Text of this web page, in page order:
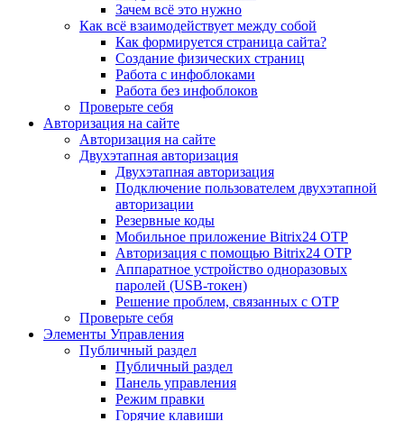
Зачем всё это нужно
Как всё взаимодействует между собой
Как формируется страница сайта?
Создание физических страниц
Работа с инфоблоками
Работа без инфоблоков
Проверьте себя
Авторизация на сайте
Авторизация на сайте
Двухэтапная авторизация
Двухэтапная авторизация
Подключение пользователем двухэтапной
авторизации
Резервные коды
Мобильное приложение Bitrix24 OTP
Авторизация с помощью Bitrix24 OTP
Аппаратное устройство одноразовых
паролей (USB-токен)
Решение проблем, связанных с OTP
Проверьте себя
Элементы Управления
Публичный раздел
Публичный раздел
Панель управления
Режим правки
Горячие клавиши